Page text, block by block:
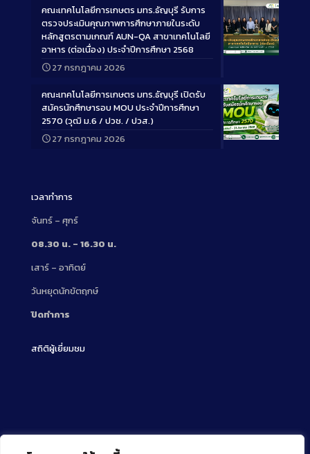
Long
คณะเทคโนโลยีการเกษตร มทร.ธัญบุรี รับการ
ตรวจประเมินคุณภาพการศึกษาภายในระดับ
หลักสูตรตามเกณฑ์ AUN-QA สาขาเทคโนโลยี
อาหาร (ต่อเนื่อง) ประจำปีการศึกษา 2568
27 กรกฎาคม 2026
Long
คณะเทคโนโลยีการเกษตร มทร.ธัญบุรี เปิดรับ
สมัครนักศึกษารอบ MOU ประจำปีการศึกษา
2570 (วุฒิ ม.6 / ปวช. / ปวส.)
27 กรกฎาคม 2026
เวลาทำการ
จันทร์ – ศุกร์
08.30 น. – 16.30 น.
เสาร์ – อาทิตย์
วันหยุดนักขัตฤกษ์
ปิดทำการ
สถิติผู้เยี่ยมชม